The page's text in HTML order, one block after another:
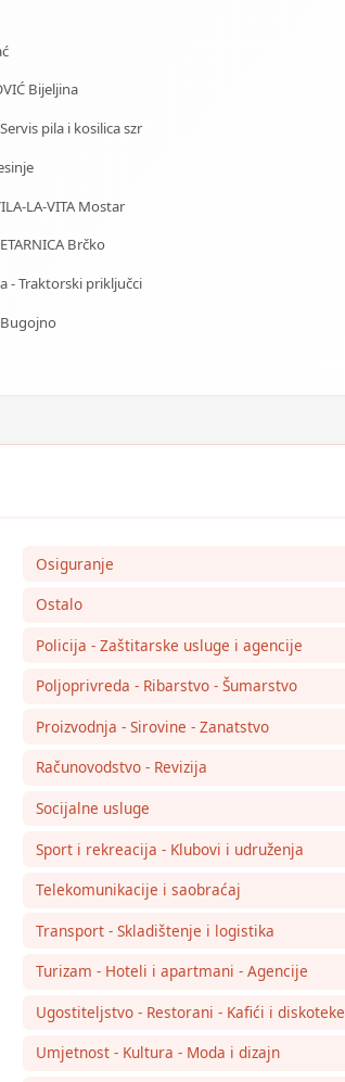
Bijeljina
pila i kosilica szr
LA-VITA Mostar
Brčko
- Traktorski priključci
Bugojno
Osiguranje
Ostalo
Policija - Zaštitarske usluge i agencije
Poljoprivreda - Ribarstvo - Šumarstvo
Proizvodnja - Sirovine - Zanatstvo
Računovodstvo - Revizija
Socijalne usluge
Sport i rekreacija - Klubovi i udruženja
Telekomunikacije i saobraćaj
Transport - Skladištenje i logistika
Turizam - Hoteli i apartmani - Agencije
Ugostiteljstvo - Restorani - Kafići i diskoteke
Umjetnost - Kultura - Moda i dizajn